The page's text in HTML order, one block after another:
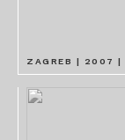
ZAGREB | 2007 |